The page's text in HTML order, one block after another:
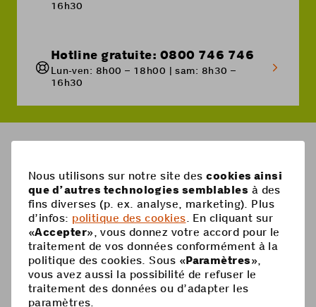
16h30
Hotline gratuite: 0800 746 746
Lun-ven: 8h00 – 18h00 | sam: 8h30 –
16h30
Pied
de
page
Mobile
Abonnements mobiles
Carte Prepaid
Options
Aide
Supercard
Recharge Prepaid
Coop Mobile
Nous utilisons sur notre site descookies ainsi
que d’autres technologies semblables à des
fins diverses (p. ex. analyse, marketing). Plus
d’infos: politique des cookies . En cliquant sur
«Accepter», vous donnez votre accord pour le
traitement de vos données conformément à la
politique des cookies. Sous «Paramètres»,
vous avez aussi la possibilité de refuser le
traitement des données ou d’adapter les
paramètres.